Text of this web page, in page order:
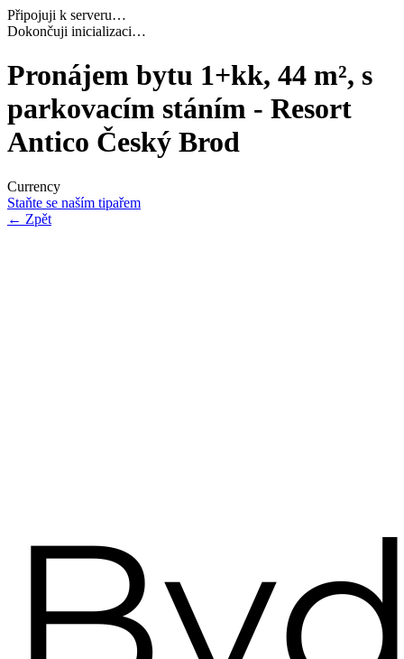
Připojuji k serveru…
Navazuji bezpečné spojení…
Pronájem bytu 1+kk, 44 m², s
parkovacím stáním - Resort
Antico Český Brod
Currency
Staňte se naším tipařem
← Zpět